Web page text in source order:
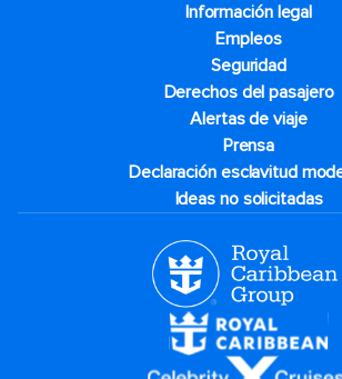
Información legal
Empleos
Seguridad
Derechos del pasajero
Alertas de viaje
Prensa
Declaración esclavitud
Ideas no solicitadas